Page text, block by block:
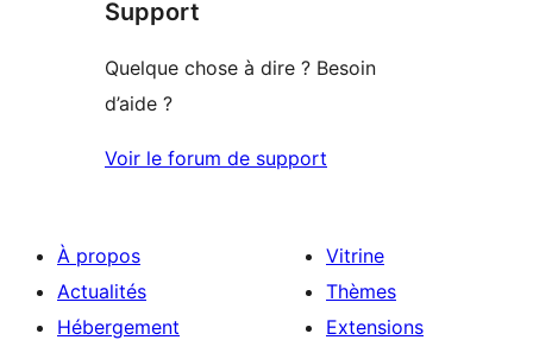
1
Support
Quelque chose à dire ? Besoin
d’aide ?
Voir le forum de support
À propos
Actualités
Hébergement
Vitrine
Thèmes
Extensions